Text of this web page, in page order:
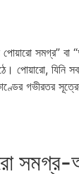
সমগ্র” বা
পোয়ারো, যিনি
গভীরতর
সমগ্র-